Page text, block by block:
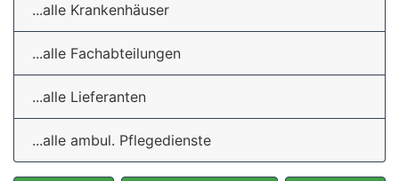
...alle Krankenhäuser
...alle Fachabteilungen
...alle Lieferanten
...alle ambul. Pflegedienste